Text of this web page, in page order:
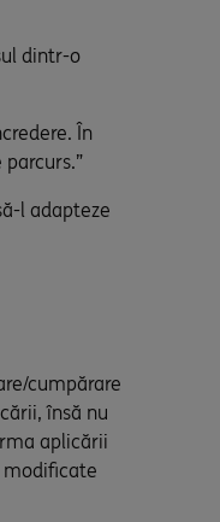
dintr-o
În
l adapteze
cumpărare
însă nu
aplicării
modificate